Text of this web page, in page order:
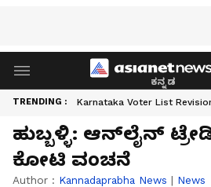
ಕನ್ನಡ
TRENDING : Karnataka Voter List
ಹುಬ್ಬಳ್ಳಿ: ಆನ್‌ಲೈನ್‌
ಕೋಟಿ ವಂಚನೆ
Author : Kannadaprabha News | News